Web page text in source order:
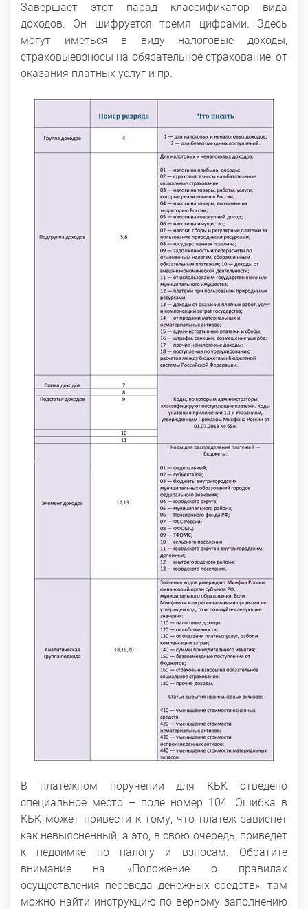
Завершает этот парад классификатор вида
доходов. Он шифруется тремя цифрами. Здесь
могут иметься в виду налоговые доходы,
страховыевзносы на обязательное страхование, от
оказания платных услуг и пр.
В платежном поручении для КБК отведено
специальное место – поле номер 104. Ошибка в
КБК может привести к тому, что платеж зависнет
как невыясненный, а это, в свою очередь, приведет
к недоимке по налогу и взносам. Обратите
внимание на «Положение о правилах
осуществления перевода денежных средств», там
можно найти инструкцию по верному заполнению